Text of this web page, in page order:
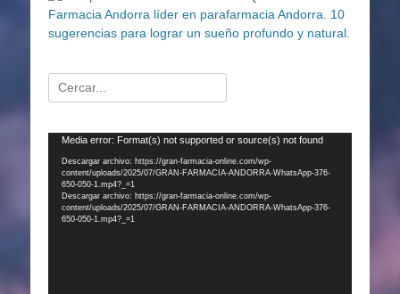
Buscar:
Reproductor
vídeo
Media error: Format(s) not supported or source(s) not found
Descargar archivo: https://gran-farmacia-online.com/wp-
content/uploads/2025/07/GRAN-FARMACIA-ANDORRA-WhatsApp-376-
650-050-1.mp4?_=1
Descargar archivo: https://gran-farmacia-online.com/wp-
content/uploads/2025/07/GRAN-FARMACIA-ANDORRA-WhatsApp-376-
650-050-1.mp4?_=1